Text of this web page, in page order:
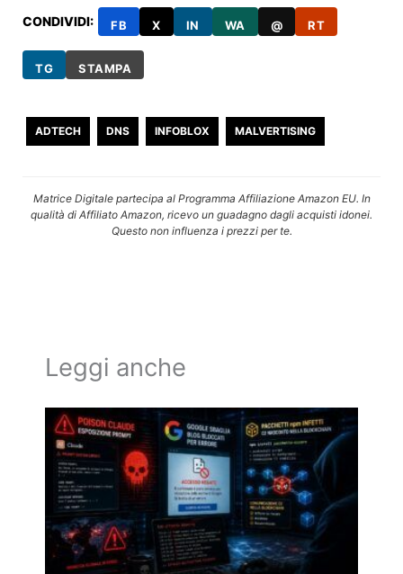
CONDIVIDI: FB X IN WA @ RT
TG STAMPA
ADTECH DNS INFOBLOX MALVERTISING
Matrice Digitale partecipa al Programma Affiliazione Amazon EU. In
qualità di Affiliato Amazon, ricevo un guadagno dagli acquisti idonei.
Questo non influenza i prezzi per te.
Leggi anche